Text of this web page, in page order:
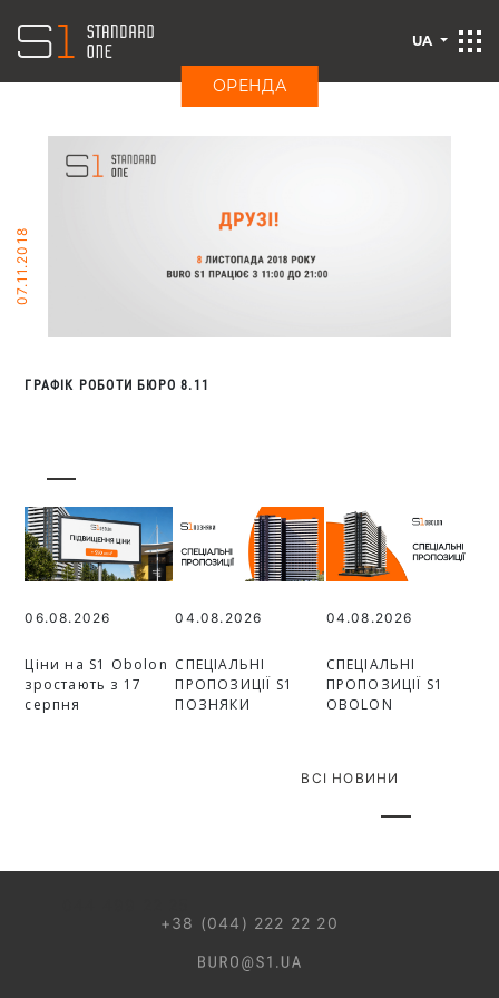
ОРЕНДА
UA
07.11.2018
ГРАФІК РОБОТИ БЮРО 8.11
06.08.2026
Ціни на S1 Obolon
зростають з 17
серпня
04.08.2026
СПЕЦІАЛЬНІ
ПРОПОЗИЦІЇ S1
ПОЗНЯКИ
04.08.2026
СПЕЦІАЛЬНІ
ПРОПОЗИЦІЇ S1
OBOLON
ВСІ НОВИНИ
+38 (044) 222 22 20